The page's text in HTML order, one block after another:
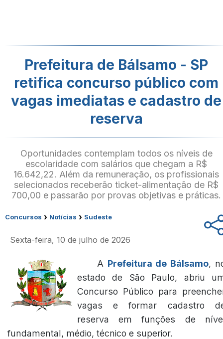
Prefeitura de Bálsamo - SP
retifica concurso público com
vagas imediatas e cadastro de
reserva
Oportunidades contemplam todos os níveis de
escolaridade com salários que chegam a R$
16.642,22. Além da remuneração, os profissionais
selecionados receberão ticket-alimentação de R$
700,00 e passarão por provas objetivas e práticas.
Concursos › Notícias › Sudeste
Sexta-feira, 10 de julho de 2026
A Prefeitura de Bálsamo,
estado de São Paulo, abriu
Concurso Público para
vagas e formar cadastro
reserva em funções de
fundamental, médio, técnico e superior.